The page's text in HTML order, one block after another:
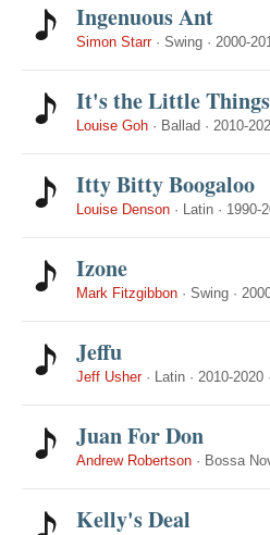
Ingenuous Ant
Simon Starr· Swing · 2000-
It's the Little Things
Louise Goh · Ballad · 2010-
Itty Bitty Boogaloo
Louise Denson · Latin · 1990-
Izone
Mark Fitzgibbon · Swing ·
Jeffu
Jeff Usher· Latin · 2010-2020 ·
Juan For Don
Andrew Robertson · Bossa
Kelly's Deal